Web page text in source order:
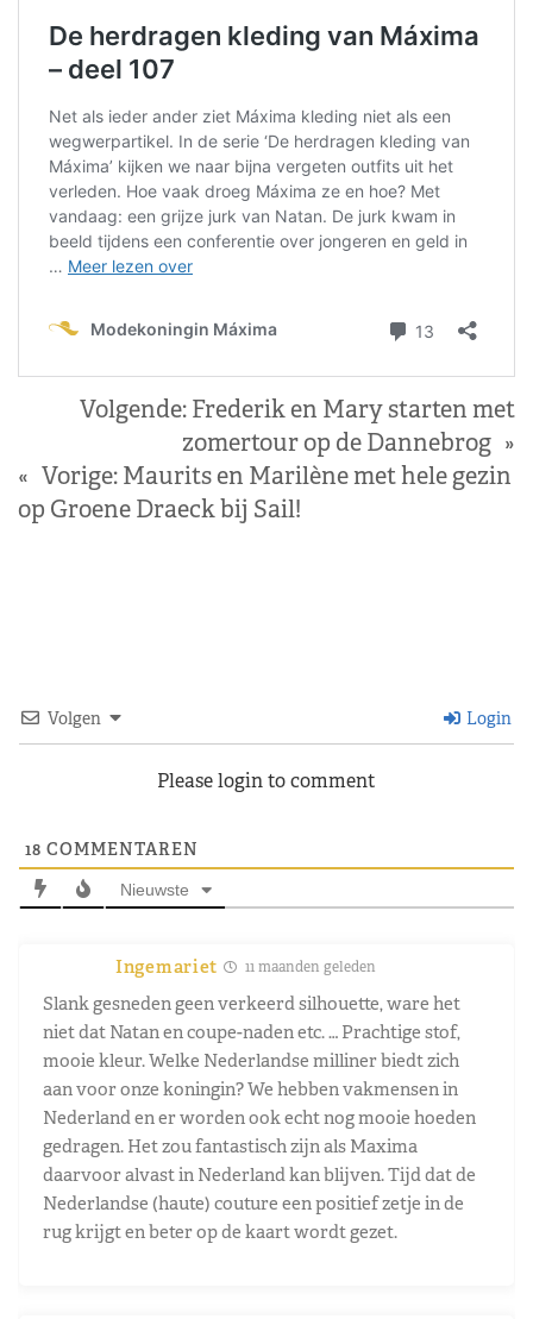
Volgende: Frederik en Mary starten met
zomertour op de Dannebrog »
« Vorige: Maurits en Marilène met hele gezin
op Groene Draeck bij Sail!
Volgen Login
Please login to comment
18 COMMENTAREN
Nieuwste
Ingemariet 11 maanden geleden
Slank gesneden geen verkeerd silhouette, ware het
niet dat Natan en coupe-naden etc. … Prachtige stof,
mooie kleur. Welke Nederlandse milliner biedt zich
aan voor onze koningin? We hebben vakmensen in
Nederland en er worden ook echt nog mooie hoeden
gedragen. Het zou fantastisch zijn als Maxima
daarvoor alvast in Nederland kan blijven. Tijd dat de
Nederlandse (haute) couture een positief zetje in de
rug krijgt en beter op de kaart wordt gezet.